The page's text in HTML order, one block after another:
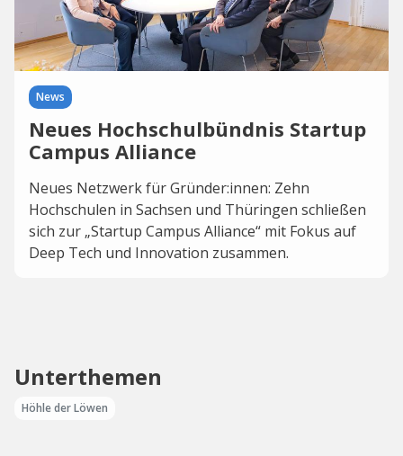
News
Neues Hochschulbündnis Startup
Campus Alliance
Neues Netzwerk für Gründer:innen: Zehn
Hochschulen in Sachsen und Thüringen schließen
sich zur „Startup Campus Alliance“ mit Fokus auf
Deep Tech und Innovation zusammen.
Unterthemen
Höhle der Löwen